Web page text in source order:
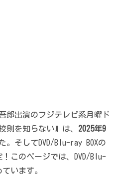
郎出演のフジテレビ系月曜ド
則を知らない』は、 2025年9
。そしてDVD/Blu-ray BOXの
！このページでは、DVD/Blu-
います。